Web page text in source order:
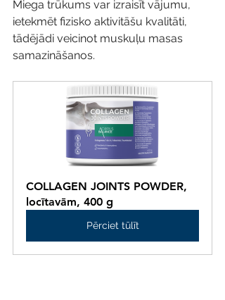
Miega trūkums var izraisīt vājumu,
ietekmēt fizisko aktivitāšu kvalitāti,
tādējādi veicinot muskuļu masas
samazināšanos.
COLLAGEN JOINTS POWDER,
locītavām, 400 g
Pērciet tūlīt